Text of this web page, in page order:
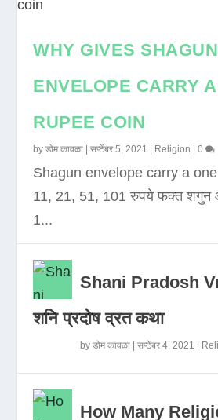
WHY GIVES SHAGUN
ENVELOPE CARRY
RUPEE COIN
byडोम कावळा |सप्टेंबर 5, 2021 Religion |0
Shagun envelope carry a
11, 21, 51, 101 रुपये फक्त शगुन
1...
Shani Pradosh
शनि प्रदोष व्रत कथा
byडोम कावळा |सप्टेंबर 4, 2021
How Many